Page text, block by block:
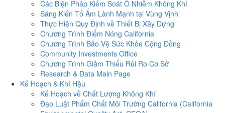
Các Biện Pháp Kiểm Soát Ô Nhiễm Không Khí
Sáng Kiến Tổ Ấm Lành Mạnh tại Vùng Vịnh
Thực Hiện Quy Định về Thiết Bị Xây Dựng
Chương Trình Điểm Nóng California
Chương Trình Bảo Vệ Sức Khỏe Cộng Đồng
Community Investments Office
Chương Trình Giảm Thiểu Rủi Ro Cơ Sở
Research & Data Main Page
Kế Hoạch & Khí Hậu
Kế Hoạch về Chất Lượng Không Khí
Đạo Luật Phẩm Chất Môi Trường California (California